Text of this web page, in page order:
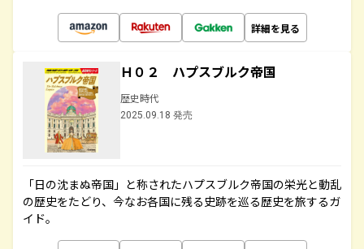
詳細を見る
Ｈ０２ ハプスブルク帝国
歴史時代
2025.09.18 発売
「日の沈まぬ帝国」と称されたハプスブルク帝国の栄光と動乱
の歴史をたどり、今なお各国に残る史跡を巡る歴史を旅するガ
イド。